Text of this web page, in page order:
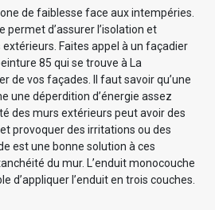
de faiblesse face aux intempéries.
permet d’assurer l’isolation et
Faites appel à un façadier
85 qui se trouve à La
de vos façades. Il faut savoir qu’une
une déperdition d’énergie assez
des murs extérieurs peut avoir des
provoquer des irritations ou des
est une bonne solution à ces
du mur. L’enduit monocouche
d’appliquer l’enduit en trois couches.